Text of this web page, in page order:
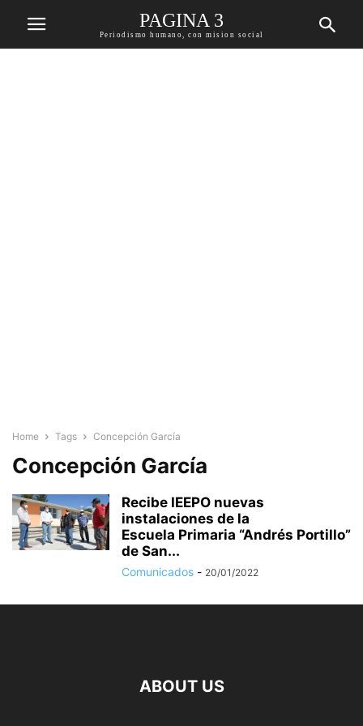
PAGINA 3
Periodismo humano, con mision social
Home Tags Concepción García
Concepción García
Recibe IEEPO nuevas
instalaciones de la
Escuela Primaria “Andrés Portillo”
de San...
Comunicados - 20/01/2022
ABOUT US